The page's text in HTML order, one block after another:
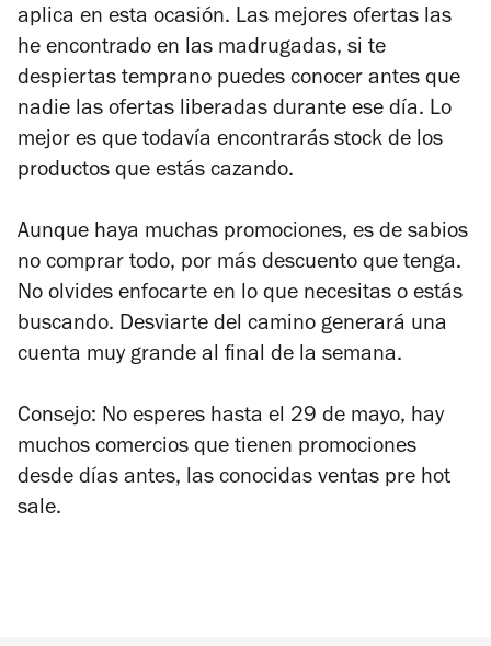
aplica en esta ocasión. Las mejores ofertas las
he encontrado en las madrugadas, si te
despiertas temprano puedes conocer antes que
nadie las ofertas liberadas durante ese día. Lo
mejor es que todavía encontrarás stock de los
productos que estás cazando.
Aunque haya muchas promociones, es de sabios
no comprar todo, por más descuento que tenga.
No olvides enfocarte en lo que necesitas o estás
buscando. Desviarte del camino generará una
cuenta muy grande al final de la semana.
Consejo: No esperes hasta el 29 de mayo, hay
muchos comercios que tienen promociones
desde días antes, las conocidas ventas pre hot
sale.